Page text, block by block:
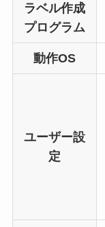
ラベル作成
プログラム
動作OS
ユーザー設
定